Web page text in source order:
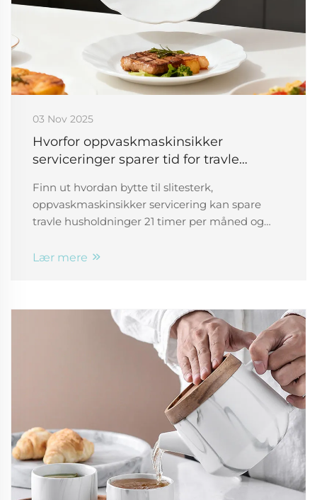
03 Nov 2025
Hvorfor oppvaskmaskinsikker
serviceringer sparer tid for travle
Finn ut hvordan bytte til slitesterk,
oppvaskmaskinsikker servicering kan spare
travle husholdninger 21 timer per måned og
tiden, reduser avfall og forbedre hygiene—lær
Lær mere